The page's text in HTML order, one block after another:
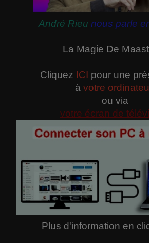
André Rieu nous parle
La Magie De
Cliquez ICI pour une
à votre
ou via
votre écran de
Plus d'information en